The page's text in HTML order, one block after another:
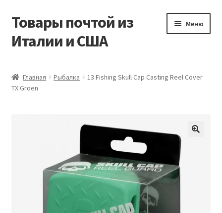
Перейти
навигации
Перейти
содержимому
Товары почтой из
Италии и США
Меню
Контакты
Оформление заказа
Главная Рыбалка
13 Fishing Skull Cap Casting Reel Cover
TX Groen